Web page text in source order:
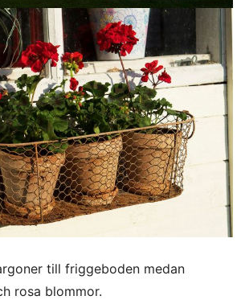
till friggeboden medan
rosa blommor.